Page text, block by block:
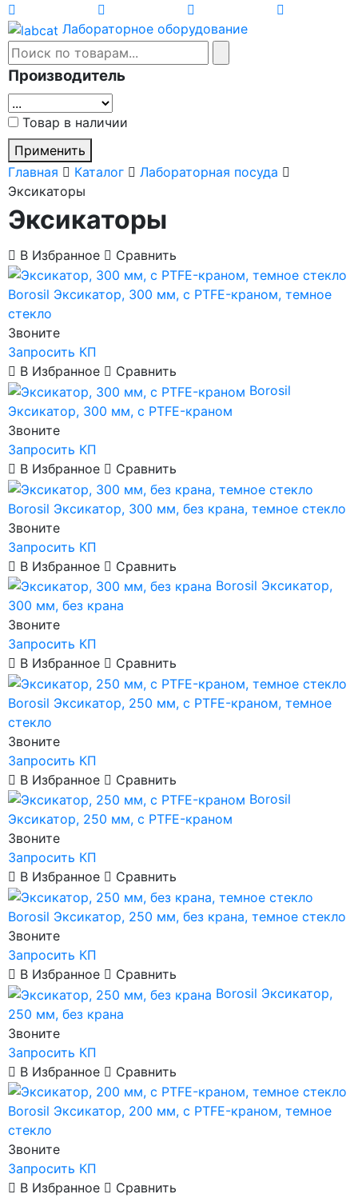
Лабораторное оборудование
Производитель
Товар в наличии
Применить
Главная
Каталог
Лабораторная посуда
Эксикаторы
Эксикаторы
В Избранное Сравнить
Borosil Эксикатор, 300 мм, с PTFE-краном, темное
стекло
Звоните
Запросить КП
В Избранное
Сравнить
Borosil
Эксикатор, 300 мм, с PTFE-краном
Звоните
Запросить КП
В Избранное
Сравнить
Borosil Эксикатор, 300 мм, без крана, темное стекло
Звоните
Запросить КП
В Избранное
Сравнить
Borosil Эксикатор,
300 мм, без крана
Звоните
Запросить КП
В Избранное
Сравнить
Borosil Эксикатор, 250 мм, с PTFE-краном, темное
стекло
Звоните
Запросить КП
В Избранное
Сравнить
Borosil
Эксикатор, 250 мм, с PTFE-краном
Звоните
Запросить КП
В Избранное
Сравнить
Borosil Эксикатор, 250 мм, без крана, темное стекло
Звоните
Запросить КП
В Избранное
Сравнить
Borosil Эксикатор,
250 мм, без крана
Звоните
Запросить КП
В Избранное
Сравнить
Borosil Эксикатор, 200 мм, с PTFE-краном, темное
стекло
Звоните
Запросить КП
В Избранное
Сравнить